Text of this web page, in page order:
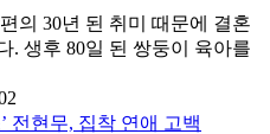
의 30년 된 취미 때문에 결혼
. 생후 80일 된 쌍둥이 육아를